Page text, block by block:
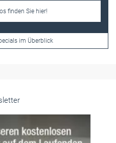
finden Sie hier!
im Überblick